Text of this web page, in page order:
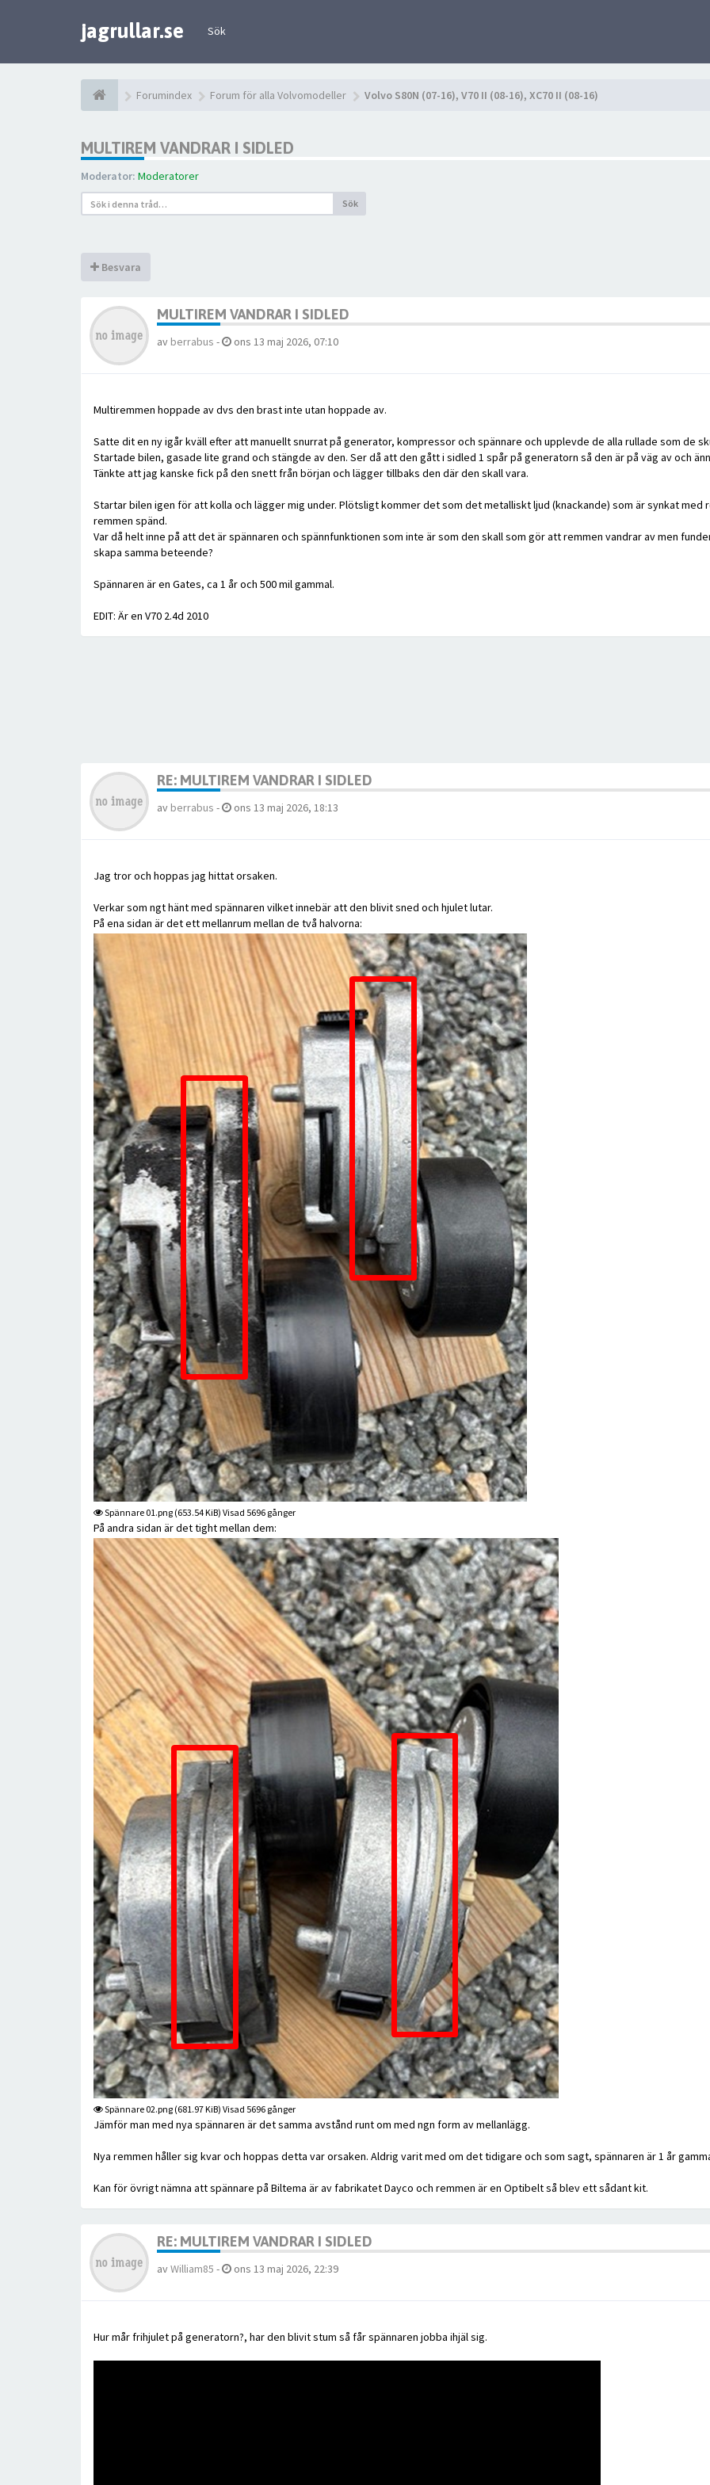
jagrullar.se Sök
Forumindex Forum för alla Volvomodeller Volvo S80N (07-16), V70 II (08-16), XC70 II (08-16)
MULTIREM VANDRAR I SIDLED
Moderator: Moderatorer
Sök
Besvara
MULTIREM VANDRAR I SIDLED
av berrabus - ons 13 maj 2026, 07:10
Multiremmen hoppade av dvs den brast inte utan hoppade av.
Satte dit en ny igår kväll efter att manuellt snurrat på generator, kompressor och spännare och upplevde de alla rullade som de
Startade bilen, gasade lite grand och stängde av den. Ser då att den gått i sidled 1 spår på generatorn så den är på väg av och
Tänkte att jag kanske fick på den snett från början och lägger tillbaks den där den skall vara.
Startar bilen igen för att kolla och lägger mig under. Plötsligt kommer det som det metalliskt ljud (knackande) som är synkat med
remmen spänd.
Var då helt inne på att det är spännaren och spännfunktionen som inte är som den skall som gör att remmen vandrar av men
skapa samma beteende?
Spännaren är en Gates, ca 1 år och 500 mil gammal.
EDIT: Är en V70 2.4d 2010
RE: MULTIREM VANDRAR I SIDLED
av berrabus - ons 13 maj 2026, 18:13
Jag tror och hoppas jag hittat orsaken.
Verkar som ngt hänt med spännaren vilket innebär att den blivit sned och hjulet lutar.
På ena sidan är det ett mellanrum mellan de två halvorna:
Spännare 01.png (653.54 KiB) Visad 5696 gånger
På andra sidan är det tight mellan dem:
Spännare 02.png (681.97 KiB) Visad 5696 gånger
Jämför man med nya spännaren är det samma avstånd runt om med ngn form av mellanlägg.
Nya remmen håller sig kvar och hoppas detta var orsaken. Aldrig varit med om det tidigare och som sagt, spännaren är 1 år
Kan för övrigt nämna att spännare på Biltema är av fabrikatet Dayco och remmen är en Optibelt så blev ett sådant kit.
RE: MULTIREM VANDRAR I SIDLED
avWilliam85 - ons 13 maj 2026, 22:39
Hur mår frihjulet på generatorn?, har den blivit stum så får spännaren jobba ihjäl sig.